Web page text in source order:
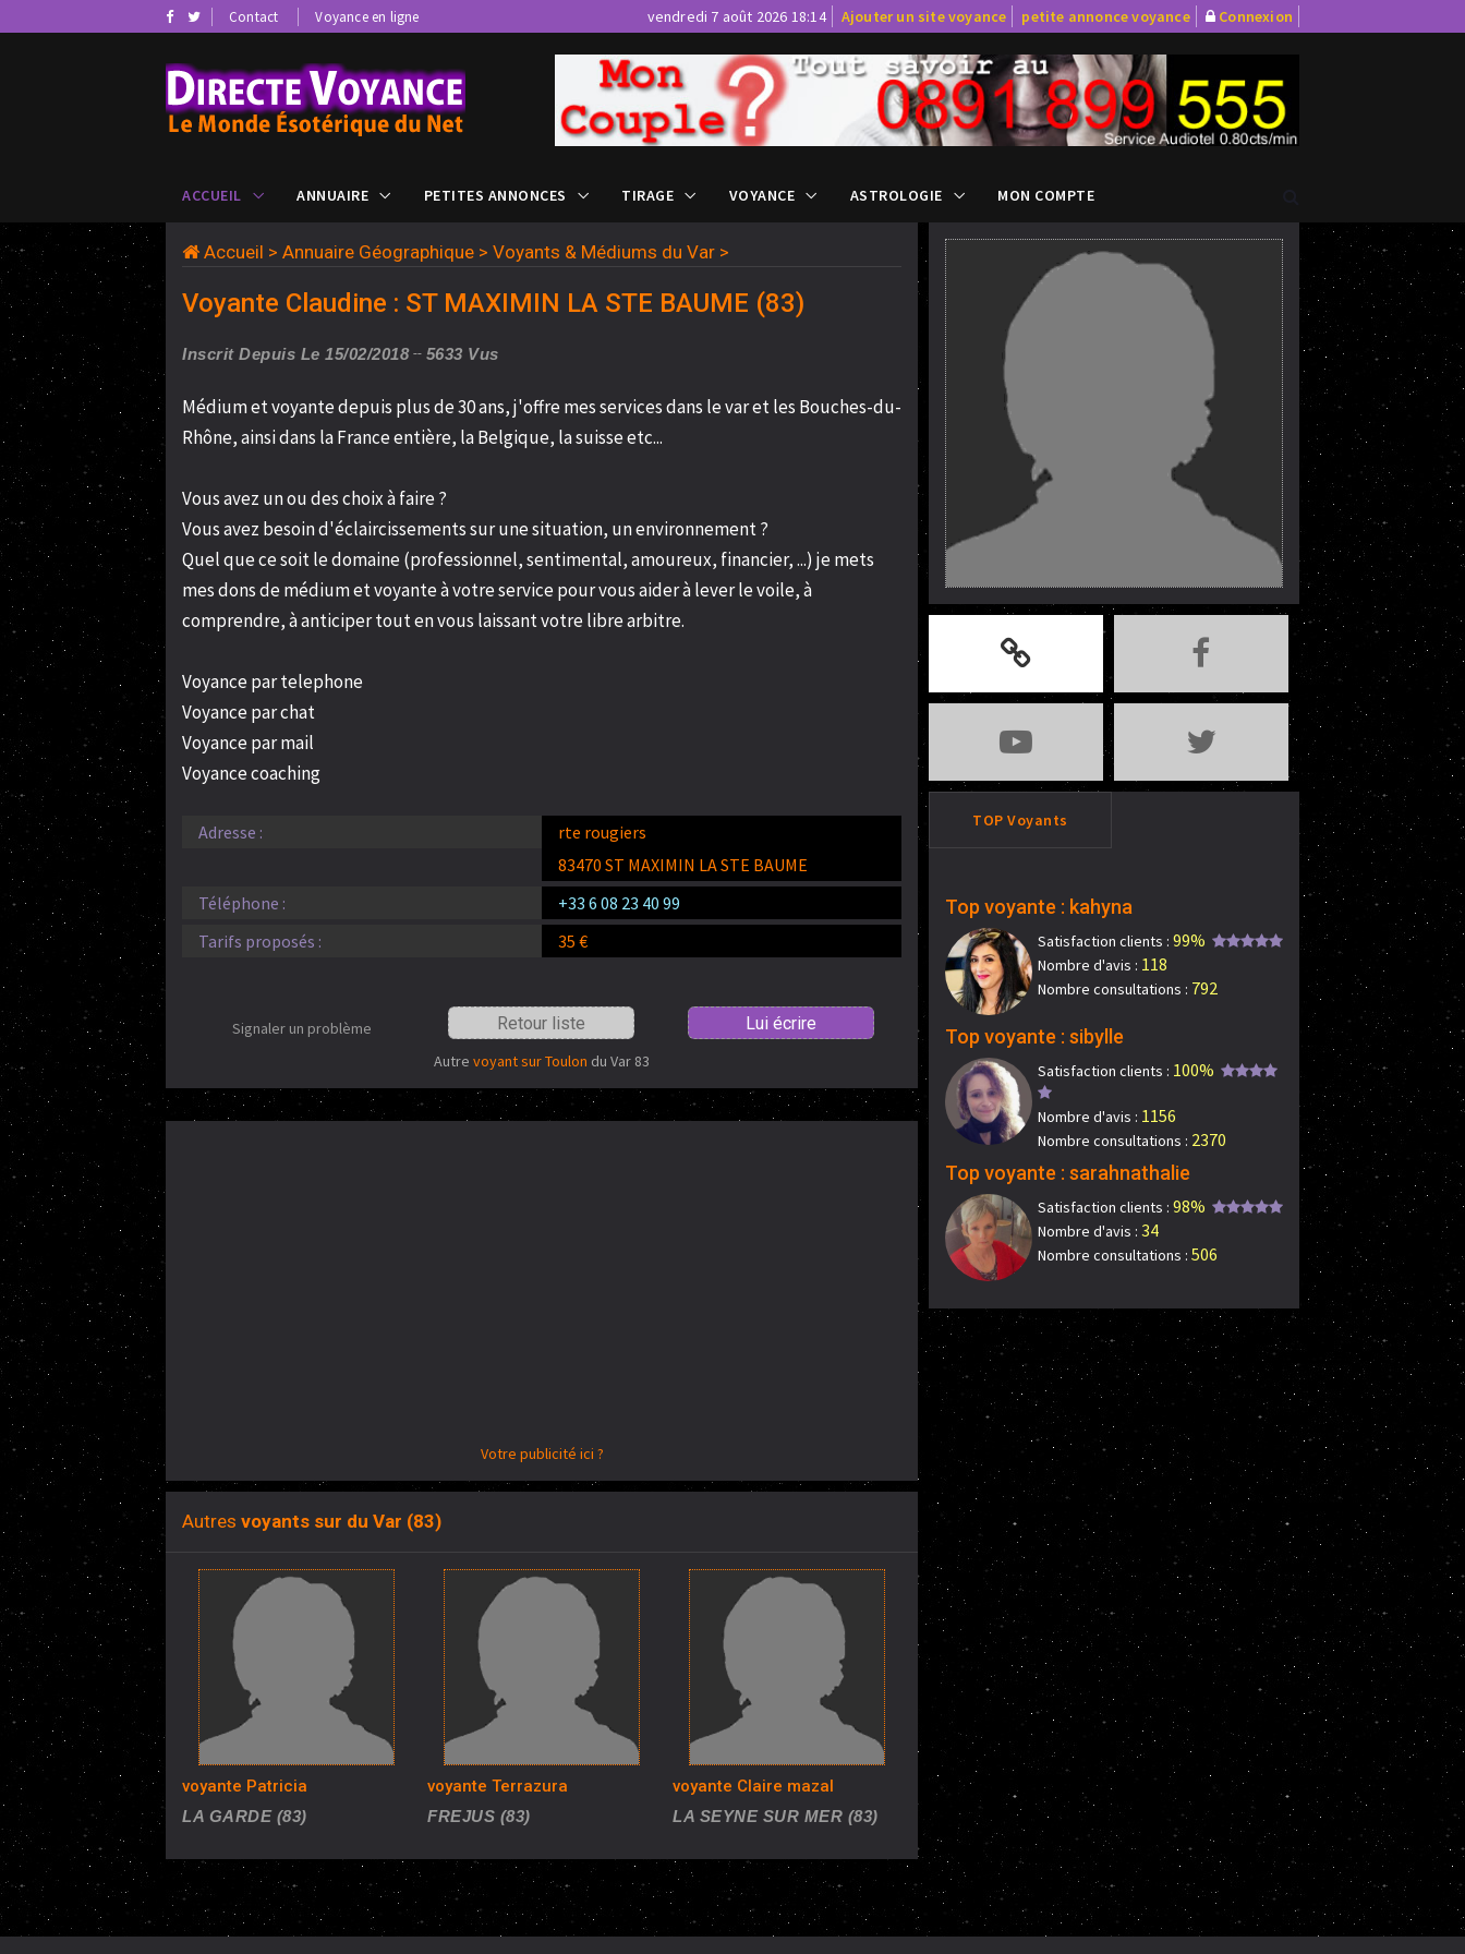
Contact Voyance en ligne vendredi 7 août 2026 18:14 Ajouter un site voyance petite annonce voyance Connexion
ACCUEIL ANNUAIRE PETITES ANNONCES TIRAGE VOYANCE ASTROLOGIE MON COMPTE
Accueil > Annuaire Géographique > Voyants & Médiums du Var >
Voyante Claudine : ST MAXIMIN LA STE BAUME (83)
Inscrit Depuis Le 15/02/2018 5633 Vus
Médium et voyante depuis plus de 30 ans, j'offre mes services dans le var et les Bouches-du-
Rhône, ainsi dans la France entière, la Belgique, la suisse etc...
Vous avez un ou des choix à faire ?
Vous avez besoin d'éclaircissements sur une situation, un environnement ?
Quel que ce soit le domaine (professionnel, sentimental, amoureux, financier, ...) je mets
mes dons de médium et voyante à votre service pour vous aider à lever le voile, à
comprendre, à anticiper tout en vous laissant votre libre arbitre.
Voyance par telephone
Voyance par chat
Voyance par mail
Voyance coaching
Adresse :
rte rougiers
83470 ST MAXIMIN LA STE BAUME
Téléphone :
+33 6 08 23 40 99
Tarifs proposés :
35 €
Signaler un problème Retour liste Lui écrire
Autre voyant sur Toulon du Var 83
Votre publicité ici ?
Autres voyants sur du Var (83)
voyante Patricia
LA GARDE (83)
voyante Terrazura
FREJUS (83)
voyante Claire mazal
LA SEYNE SUR MER (83)
TOP Voyants
Top voyante : kahyna
Satisfaction clients : 99%
Nombre d'avis : 118
Nombre consultations : 792
Top voyante : sibylle
Satisfaction clients : 100%
Nombre d'avis : 1156
Nombre consultations : 2370
Top voyante : sarahnathalie
Satisfaction clients : 98%
Nombre d'avis : 34
Nombre consultations : 506